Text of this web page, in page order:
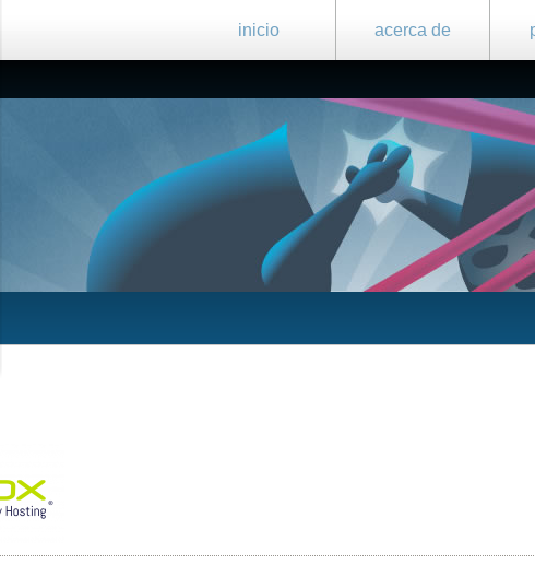
inicio acerca de